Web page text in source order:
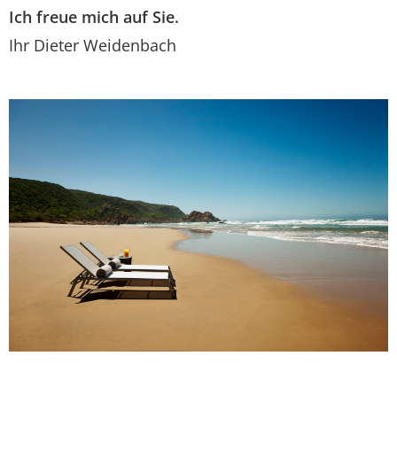
Ich freue mich auf Sie.
Ihr Dieter Weidenbach